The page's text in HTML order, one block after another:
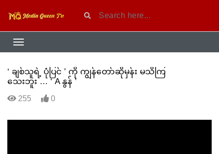
‘ ချစ်သူရဲ့ ပုံပြင် ’ ကို ကျွန်တော်ဆိုမှန်း မသိကြ
သေးဘူး … ‘ A နွန် ’
255 0